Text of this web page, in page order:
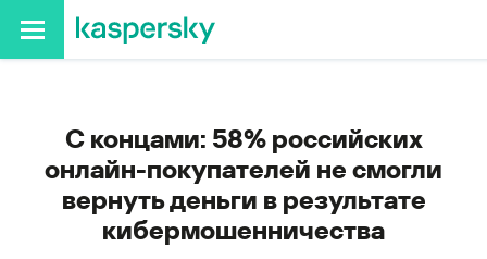
С концами: 58% российских
онлайн-покупателей не смогли
вернуть деньги в результате
кибермошенничества